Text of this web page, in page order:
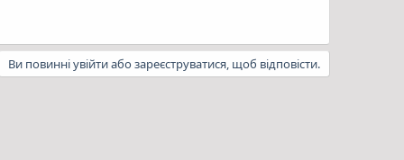
Ви повинні увійти або зареєструватися, щоб відповісти.